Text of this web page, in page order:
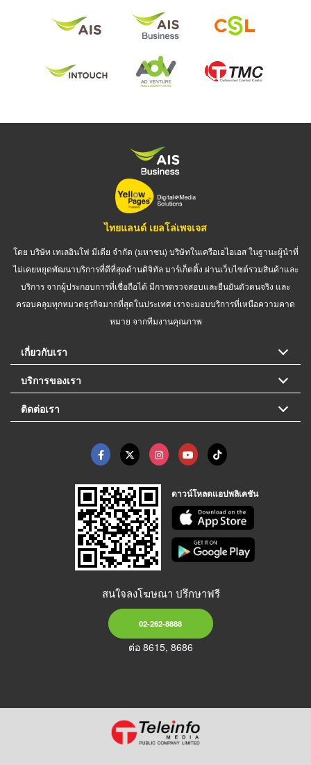
ไทยแลนด์ เยลโล่เพจเจส
โดย บริษัท เทเลอินโฟ มีเดีย จำกัด (มหาชน) บริษัทในเครือเอไอเอส ในฐานะผู้นำที่
ไม่เคยหยุดพัฒนาบริการที่ดีที่สุดด้านดิจิทัล มาร์เก็ตติ้ง ผ่านเว็บไซต์รวมสินค้าและ
บริการ จากผู้ประกอบการที่เชื่อถือได้ มีการตรวจสอบและยืนยันตัวตนจริง และ
ครอบคลุมทุกหมวดธุรกิจมากที่สุดในประเทศ เราจะมอบบริการที่เหนือความคาด
หมาย จากทีมงานคุณภาพ
เกี่ยวกับเรา
บริการของเรา
ติดต่อเรา
ดาวน์โหลดแอปพลิเคชัน
สนใจลงโฆษณา ปรึกษาฟรี
02-262-8888
ต่อ 8615, 8686